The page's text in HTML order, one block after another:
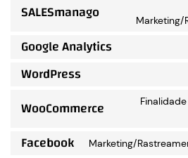
SALESmanago
Marketing/
Google Analytics
WordPress
WooCommerce
Facebook Marketing/